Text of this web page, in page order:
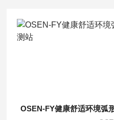
OSEN-FY健康舒适环境弧